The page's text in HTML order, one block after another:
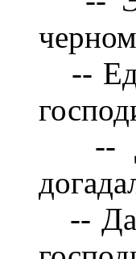
--
--
-- Да